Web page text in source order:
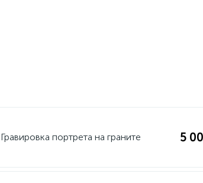
Гравировка портрета на граните 5